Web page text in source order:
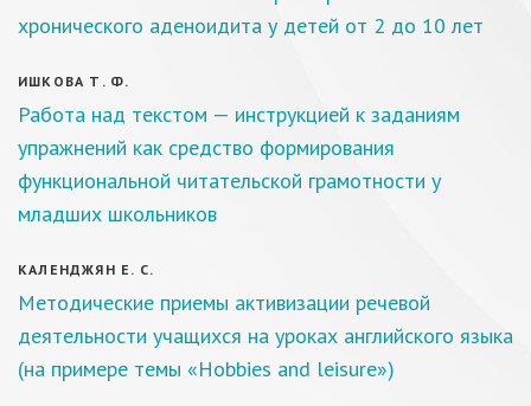
хронического аденоидита у детей от 2 до 10 лет
ИШКОВА Т. Ф.
Работа над текстом — инструкцией к заданиям
упражнений как средство формирования
функциональной читательской грамотности у
младших школьников
КАЛЕНДЖЯН Е. С.
Методические приемы активизации речевой
деятельности учащихся на уроках английского языка
(на примере темы «Hobbies and leisure»)